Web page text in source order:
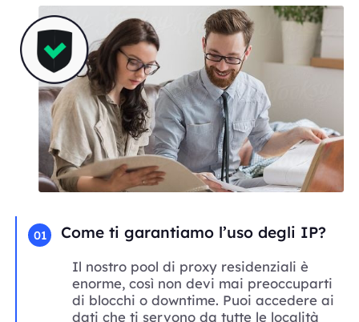
01 Come ti garantiamo l’uso degli IP?
Il nostro pool di proxy residenziali è
enorme, così non devi mai preoccuparti
di blocchi o downtime. Puoi accedere ai
dati che ti servono da tutte le località